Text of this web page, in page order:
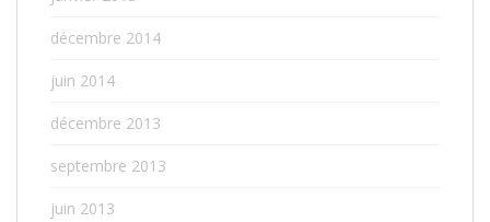
décembre 2014
juin 2014
décembre 2013
septembre 2013
juin 2013